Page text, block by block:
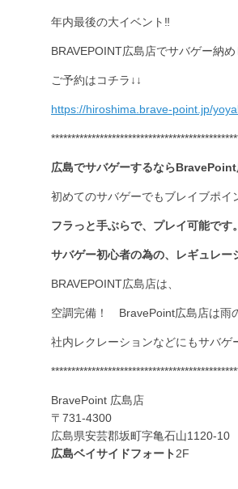
年内最後の大イベント‼
BRAVEPOINT広島店でサバゲー納め
ご予約はコチラ↓↓
https://hiroshima.brave-point.jp/
広島でサバゲーするならBravePoint
初めてのサバゲーでもブレイブポ
フラっと手ぶらで、プレイ可能です。
サバゲー初心者の為の、レギュレー
BRAVEPOINT広島店は、
空調完備！ BravePoint広島店は雨
社内レクレーションなどにもサバゲ
BravePoint 広島店
〒731-4300
広島県安芸郡坂町字亀石山1120-10
広島ベイサイドフォート 2F